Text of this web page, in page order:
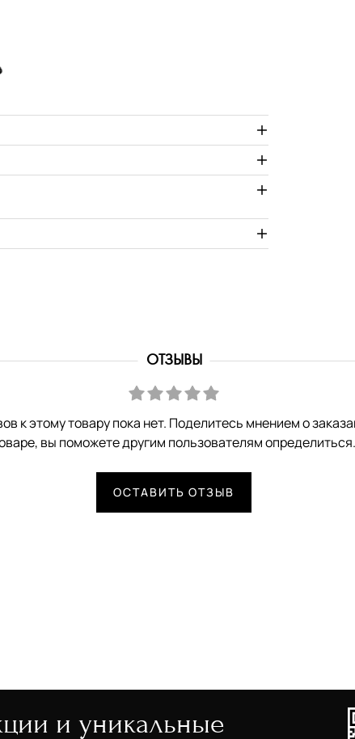
ОТЗЫВЫ
к этому товару пока нет. Поделитесь мнением о
вы поможете другим пользователям определиться.
ОСТАВИТЬ ОТЗЫВ
и уникальные